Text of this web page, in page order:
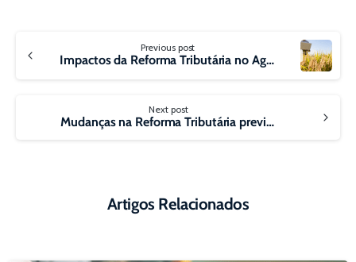
Reading
Previous post
Impactos da Reforma Tributária no Agronegócio Brasileiro
Next post
Mudanças na Reforma Tributária prevista para 2025 e seus Impactos no setor de Combustíveis
Artigos Relacionados